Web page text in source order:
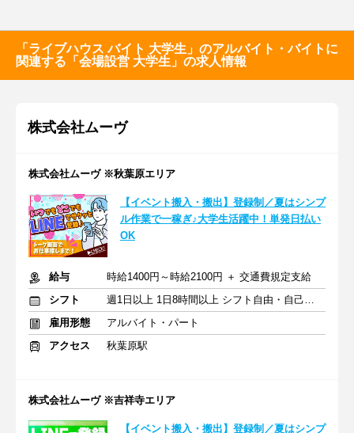
「ライブハウス バイト 大学生」のアルバイト・バイトに
関連する「会場設営 大学生」の求人情報
株式会社ムーヴ
株式会社ムーヴ ※秋葉原エリア
【イベント搬入・搬出】登録制／夏はシンプ
ル作業で一稼ぎ♪大学生活躍中！単発日払い
OK
給与
時給1400円～時給2100円 ＋ 交通費規定支給
シフト
週1日以上 1日8時間以上 シフト自由・自己申告
雇用形態
アルバイト・パート
アクセス
秋葉原駅
株式会社ムーヴ ※吉祥寺エリア
【イベント搬入・搬出】登録制／夏はシンプ